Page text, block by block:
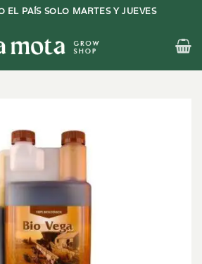
EL PAÍS SOLO MARTES Y JUEVES